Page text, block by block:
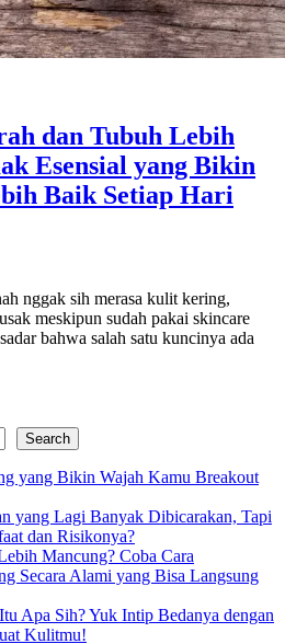
dan Tubuh Lebih
Esensial yang Bikin
Baik Setiap Hari
nggak sih merasa kulit kering,
meskipun sudah pakai skincare
bahwa salah satu kuncinya ada
Search
yang Bikin Wajah Kamu Breakout
yang Lagi Banyak Dibicarakan, Tapi
dan Risikonya?
Mancung? Coba Cara
Secara Alami yang Bisa Langsung
Apa Sih? Yuk Intip Bedanya dengan
Kulitmu!